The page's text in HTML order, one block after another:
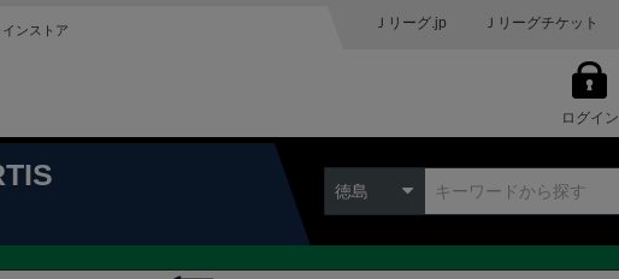
ンストア Ｊリーグ.jp Ｊリーグチケット
ログイン
徳島